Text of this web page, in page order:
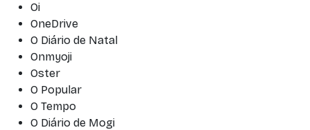
Oi
OneDrive
O Diário de Natal
Onmyoji
Oster
O Popular
O Tempo
O Diário de Mogi